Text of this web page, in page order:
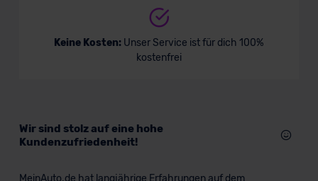
Keine Kosten: Unser Service ist für dich 100%
kostenfrei
Wir sind stolz auf eine hohe
Kundenzufriedenheit!